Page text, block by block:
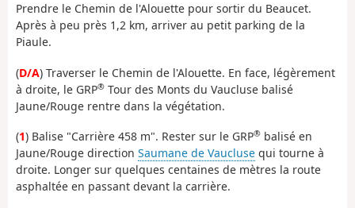
Prendre le Chemin de l'Alouette pour sortir du Beaucet.
Après à peu près 1,2 km, arriver au petit parking de la
Piaule.
(D/A) Traverser le Chemin de l'Alouette. En face, légèrement
à droite, le GRP® Tour des Monts du Vaucluse balisé
Jaune/Rouge rentre dans la végétation.
(1) Balise "Carrière 458 m". Rester sur le GRP® balisé en
Jaune/Rouge direction Saumane de Vaucluse qui tourne à
droite. Longer sur quelques centaines de mètres la route
asphaltée en passant devant la carrière.